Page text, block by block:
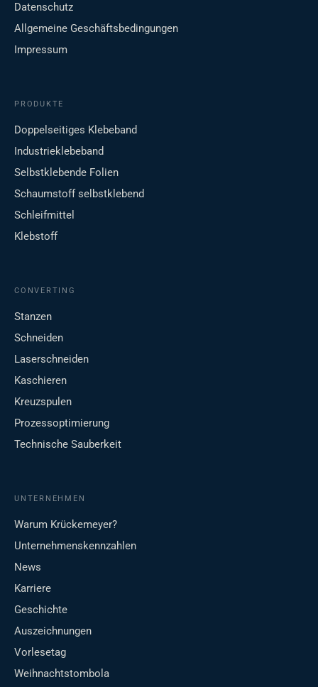
Datenschutz
Allgemeine Geschäftsbedingungen
Impressum
PRODUKTE
Doppelseitiges Klebeband
Industrieklebeband
Selbstklebende Folien
Schaumstoff selbstklebend
Schleifmittel
Klebstoff
CONVERTING
Stanzen
Schneiden
Laserschneiden
Kaschieren
Kreuzspulen
Prozessoptimierung
Technische Sauberkeit
UNTERNEHMEN
Warum Krückemeyer?
Unternehmenskennzahlen
News
Karriere
Geschichte
Auszeichnungen
Vorlesetag
Weihnachtstombola